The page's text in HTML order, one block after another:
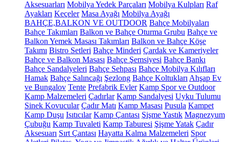
Aksesuarları Mobilya Yedek Parçaları Mobilya Kulpları Raf
Ayakları Keçeler Masa Ayağı Mobilya Ayağı
BAHÇE,BALKON VE OUTDOOR Bahçe Mobilyaları
Bahçe Takımları Balkon ve Bahçe Oturma Grubu Bahçe ve
Balkon Yemek Masası Takımları Balkon ve Bahçe Köşe
Takımı Bistro Setleri Bahçe Minderi Çardak ve Kameriyeler
Bahçe ve Balkon Masası Bahçe Şemsiyesi Bahçe Bankı
Bahçe Sandalyeleri Bahçe Sehpası Bahçe Mobilya Kılıfları
Hamak Bahçe Salıncağı Şezlong Bahçe Koltukları Ahşap Ev
ve Bungalov Tente Prefabrik Evler Kamp Spor ve Outdoor
Kamp Malzemeleri Çadırlar Kamp Sandalyesi Uyku Tulumu
Sinek Kovucular Çadır Matı Kamp Masası Pusula Kampet
Kamp Duşu Isıtıcılar Kamp Çantası Şişme Yastık Magnezyum
Çubuğu Kamp Tuvaleti Kamp Taburesi Şişme Yatak Çadır
Aksesuarı Sırt Çantası Hayatta Kalma Malzemeleri Spor